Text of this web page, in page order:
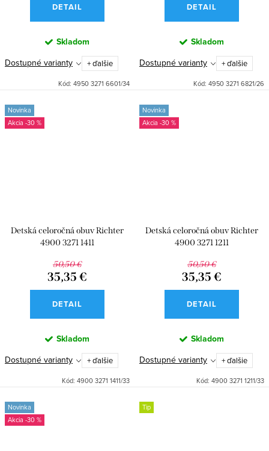
DETAIL
Skladom
Dostupné varianty + ďalšie
Kód: 4950 3271 6601/34
DETAIL
Skladom
Dostupné varianty + ďalšie
Kód: 4950 3271 6821/26
Novinka
-30 %
Detská celoročná obuv Richter
4900 3271 1411
50,50 €
35,35 €
DETAIL
Skladom
Dostupné varianty + ďalšie
Kód: 4900 3271 1411/33
Novinka
-30 %
Detská celoročná obuv Richter
4900 3271 1211
50,50 €
35,35 €
DETAIL
Skladom
Dostupné varianty + ďalšie
Kód: 4900 3271 1211/33
Novinka
-30 %
Tip